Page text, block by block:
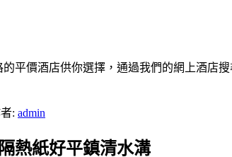
平價酒店供你選擇，通過我們的網上酒店
: admin
熱紙好平鎮清水溝